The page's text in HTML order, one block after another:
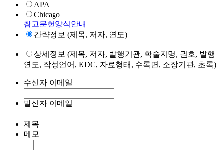
APA
Chicago
참고문헌양식안내
간략정보 (제목, 저자, 연도)
상세정보 (제목, 저자, 발행기관, 학술지명, 권호, 발행
연도, 작성언어, KDC, 자료형태, 수록면, 소장기관, 초록)
수신자 이메일
발신자 이메일
제목
메모